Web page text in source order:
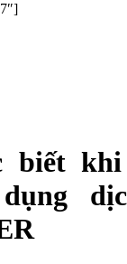
biết khi